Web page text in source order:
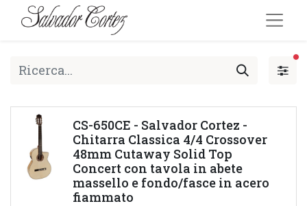
CS-650CE - Salvador Cortez -
Chitarra Classica 4/4 Crossover
48mm Cutaway Solid Top
Concert con tavola in abete
massello e fondo/fasce in acero
fiammato